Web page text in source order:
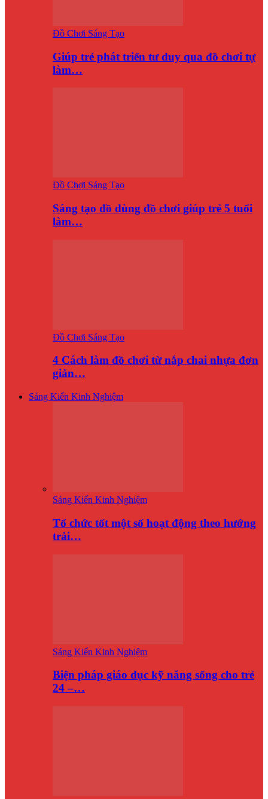
Đồ Chơi Sáng Tạo
Giúp trẻ phát triển tư duy qua đồ chơi tự
làm…
Đồ Chơi Sáng Tạo
Sáng tạo đồ dùng đồ chơi giúp trẻ 5 tuổi
làm…
Đồ Chơi Sáng Tạo
4 Cách làm đồ chơi từ nắp chai nhựa đơn
giản…
Sáng Kiến Kinh Nghiệm
Sáng Kiến Kinh Nghiệm
Tổ chức tốt một số hoạt động theo hướng
trải…
Sáng Kiến Kinh Nghiệm
Biện pháp giáo dục kỹ năng sống cho trẻ
24 –…